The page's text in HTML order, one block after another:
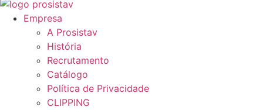
Empresa
A Prosistav
História
Recrutamento
Catálogo
Política de Privacidade
CLIPPING